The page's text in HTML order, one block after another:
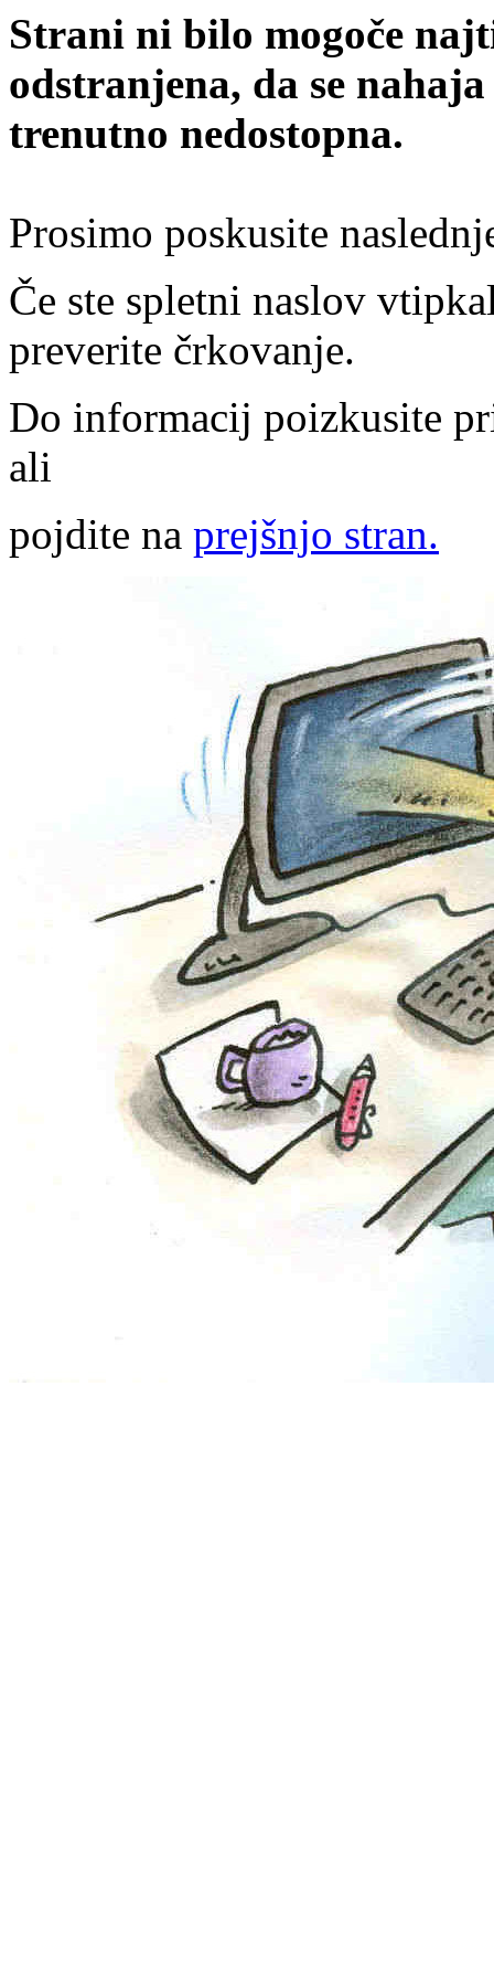
Strani ni bilo mogoče
odstranjena, da se
trenutno nedostopna.
Prosimo poskusite
Če ste spletni naslov
preverite črkovanje.
Do informacij poizkusite
ali
pojdite na prejšnjo stran.